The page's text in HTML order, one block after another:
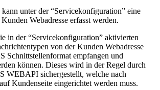
unter der “Servicekonfiguration” eine
Webadresse erfasst werden.
in der “Servicekonfiguration” aktivierten
von der Kunden Webadresse
Schnittstellenformat empfangen und
können. Dieses wird in der Regel durch
WEBAPI sichergestellt, welche nach
Kundenseite eingerichtet werden muss.